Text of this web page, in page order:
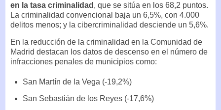
en la tasa criminalidad , que se sitúa en los 68,2 puntos.
La criminalidad convencional baja un 6,5%, con 4.000
delitos menos; y la cibercriminalidad desciende un 5,6%.
En la reducción de la criminalidad en la Comunidad de
Madrid destacan los datos de descenso en el número de
infracciones penales de municipios como:
San Martín de la Vega (-19,2%)
San Sebastián de los Reyes (-17,6%)